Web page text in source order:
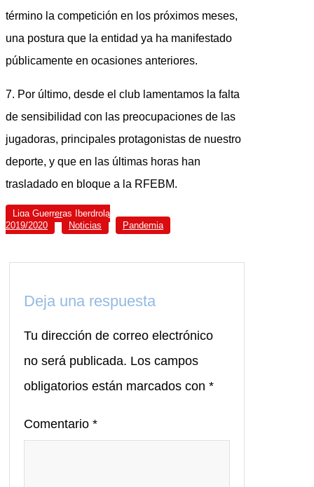
término la competición en los próximos meses,
una postura que la entidad ya ha manifestado
públicamente en ocasiones anteriores.
7. Por último, desde el club lamentamos la falta
de sensibilidad con las preocupaciones de las
jugadoras, principales protagonistas de nuestro
deporte, y que en las últimas horas han
trasladado en bloque a la RFEBM.
Liga Guerreras Iberdrola
2019/2020
Noticias Pandemia
Deja una respuesta
Tu dirección de correo electrónico
no será publicada. Los campos
obligatorios están marcados con *
Comentario *